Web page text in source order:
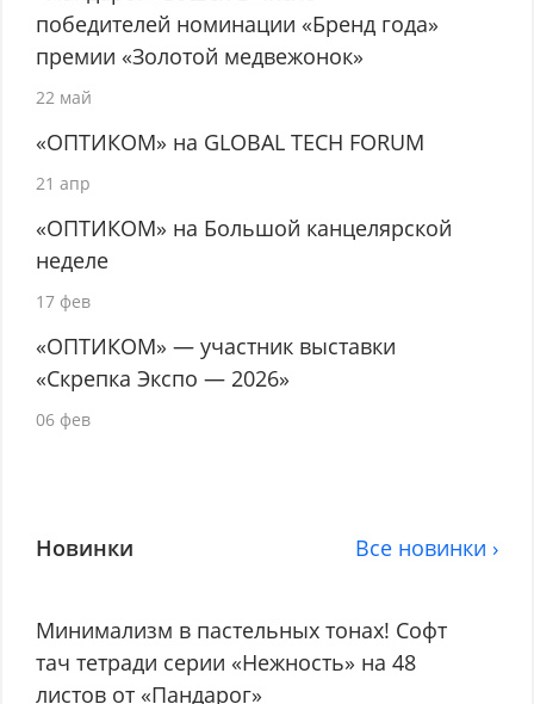
победителей номинации «Бренд года»
премии «Золотой медвежонок»
22 май
«ОПТИКОМ» на GLOBAL TECH FORUM
21 апр
«ОПТИКОМ» на Большой канцелярской
неделе
17 фев
«ОПТИКОМ» — участник выставки
«Скрепка Экспо — 2026»
06 фев
Новинки Все новинки ›
Минимализм в пастельных тонах! Софт
тач тетради серии «Нежность» на 48
листов от «Пандарог»